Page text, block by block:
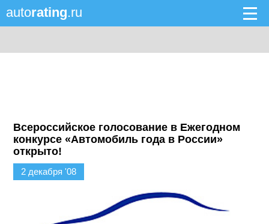
autorating.ru
Всероссийское голосование в Ежегодном
конкурсе «Автомобиль года в России»
открыто!
2 декабря '08